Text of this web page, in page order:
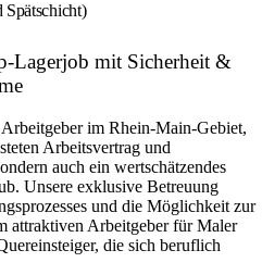
Spätschicht)
Lagerjob mit Sicherheit &
im Rhein-Main-Gebiet,
Arbeitsvertrag und
auch ein wertschätzendes
Unsere exklusive Betreuung
und die Möglichkeit zur
attraktiven Arbeitgeber für Maler
die sich beruflich